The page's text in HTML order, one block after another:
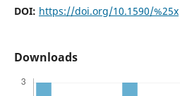
DOI: https://doi.org/10.1590/%25x
Downloads